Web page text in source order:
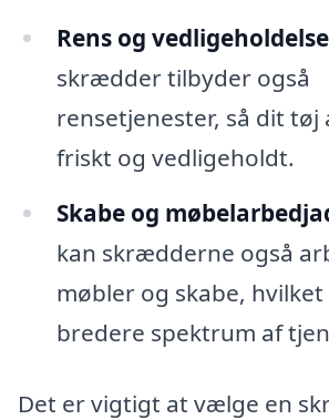
Rens og
skrædder tilbyder også
rensetjenester, så dit
friskt og vedligeholdt.
Skabe og
kan skrædderne også
møbler og skabe,
bredere spektrum af
Det er vigtigt at vælge en